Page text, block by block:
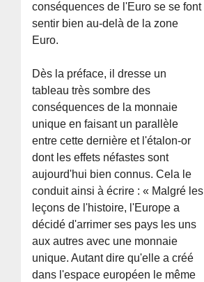
conséquences de l'Euro se se font
sentir bien au-delà de la zone
Euro.
Dès la préface, il dresse un
tableau très sombre des
conséquences de la monnaie
unique en faisant un parallèle
entre cette dernière et l'étalon-or
dont les effets néfastes sont
aujourd'hui bien connus. Cela le
conduit ainsi à écrire : « Malgré les
leçons de l'histoire, l'Europe a
décidé d'arrimer ses pays les uns
aux autres avec une monnaie
unique. Autant dire qu'elle a créé
dans l'espace européen le même